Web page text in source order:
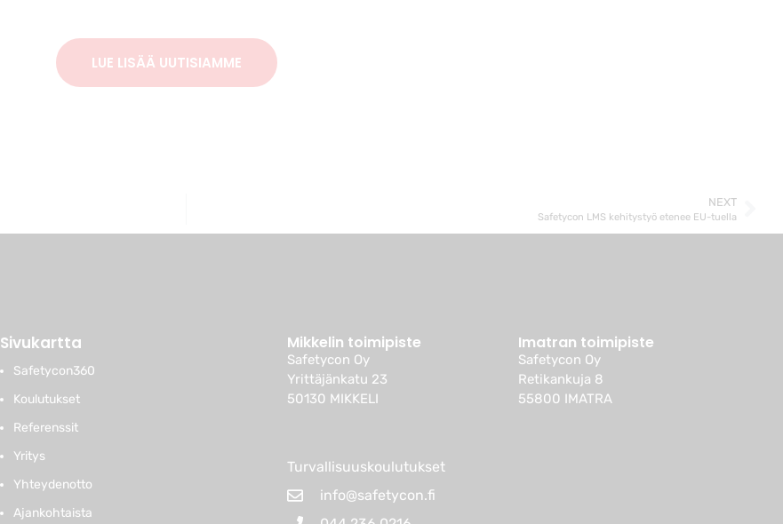
LUE LISÄÄ UUTISIAMME
NEXT
Safetycon LMS kehitystyö etenee EU-tuella
Sivukartta
Safetycon360
Koulutukset
Referenssit
Yritys
Yhteydenotto
Ajankohtaista
Mikkelin toimipiste
Safetycon Oy
Yrittäjänkatu 23
50130 MIKKELI
Imatran toimipiste
Safetycon Oy
Retikankuja 8
55800 IMATRA
Turvallisuuskoulutukset
info@safetycon.fi